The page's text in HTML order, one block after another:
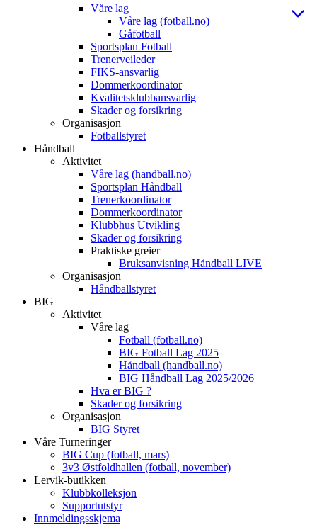
Våre lag
Våre lag (fotball.no)
Gåfotball
Sportsplan Fotball
Trenerveileder
FIKS-ansvarlig
Dommerkoordinator
Kvalitetsklubbansvarlig
Skader og forsikring
Organisasjon
Fotballstyret
Håndball
Aktivitet
Våre lag (handball.no)
Sportsplan Håndball
Trenerkoordinator
Dommerkoordinator
Klubbhus Utvikling
Skader og forsikring
Praktiske greier
Bruksanvisning Håndball LIVE
Organisasjon
Håndballstyret
BIG
Aktivitet
Våre lag
Fotball (fotball.no)
BIG Fotball Lag 2025
Håndball (handball.no)
BIG Håndball Lag 2025/2026
Hva er BIG ?
Skader og forsikring
Organisasjon
BIG Styret
Våre Turneringer
BIG Cup (fotball, mars)
3v3 Østfoldhallen (fotball, november)
Lervik-butikken
Klubbkolleksjon
Supportutstyr
Innmeldingsskjema